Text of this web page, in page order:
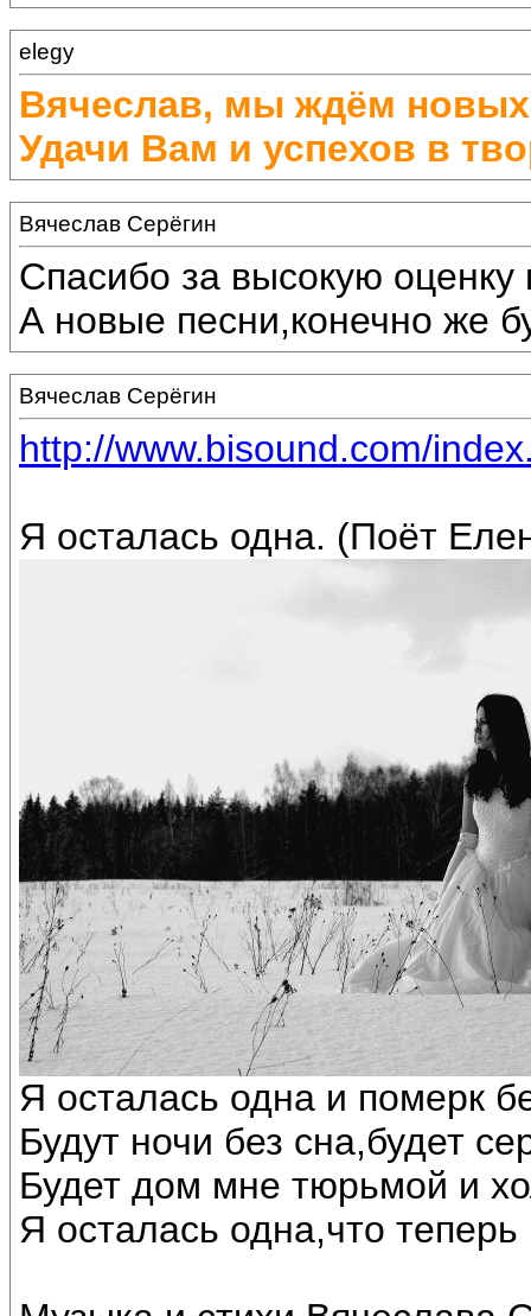
elegy
Вячеслав, мы ждём
Удачи Вам и успехов в
Вячеслав Серёгин
Спасибо за высокую оценку
А новые песни,конечно же
Вячеслав Серёгин
http://www.bisound.com/
Я осталась одна. (Поёт
Я осталась одна и померк
Будут ночи без сна,будет
Будет дом мне тюрьмой и
Я осталась одна,что теперь